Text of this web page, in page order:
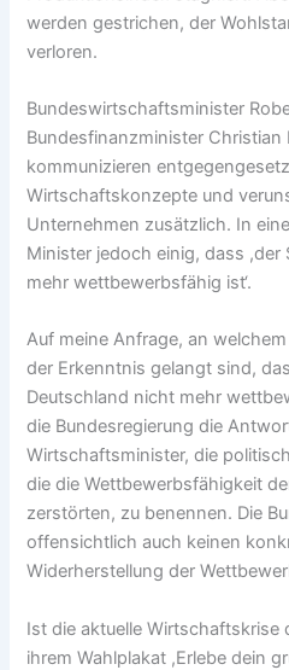
werden gestrichen, der
verloren.
Bundeswirtschaftsminister
Bundesfinanzminister Christian
kommunizieren
Wirtschaftskonzepte und
Unternehmen zusätzlich. In
Minister jedoch einig, dass
mehr wettbewerbsfähig ist‘.
Auf meine Anfrage, an
der Erkenntnis gelangt sind,
Deutschland nicht mehr
die Bundesregierung die
Wirtschaftsminister, die
die die Wettbewerbsfähigkeit
zerstörten, zu benennen. Die
offensichtlich auch keinen
Widerherstellung der
Ist die aktuelle Wirtschaftskrise
ihrem Wahlplakat ,Erlebe dein